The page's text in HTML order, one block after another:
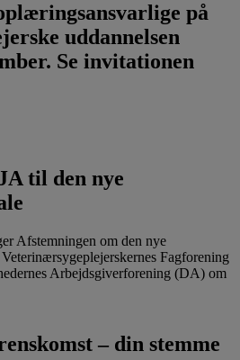
på
uddannelsen
Se invitationen
til den nye
Afstemningen om den nye
Fagforening
Arbejdsgiverforening (DA) om
– din stemme